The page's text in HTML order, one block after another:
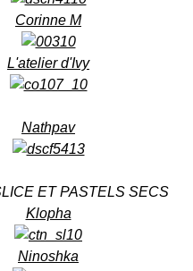
Corinne M
L'atelier d'Ivy
Nathpav
ET PASTELS SECS
Klopha
Ninoshka